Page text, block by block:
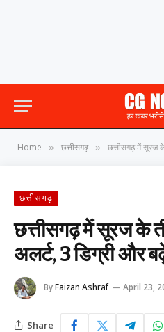
Home » छत्तीसगढ़ » छत्तीसगढ़ में सूरज के
छत्तीसगढ़
छत्तीसगढ़ में सूरज के
अलर्ट, 3 डिग्री और
ByFaizan Ashraf April 23,
Share